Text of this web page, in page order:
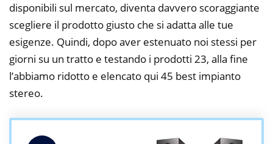
disponibili sul mercato, diventa davvero scoraggiante
scegliere il prodotto giusto che si adatta alle tue
esigenze. Quindi, dopo aver estenuato noi stessi per
giorni su un tratto e testando i prodotti 23, alla fine
l’abbiamo ridotto e elencato qui 45 best impianto
stereo.